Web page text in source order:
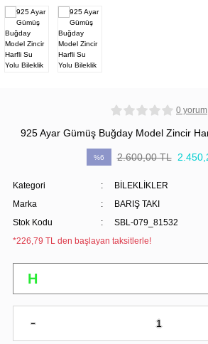
0 yorum
925 Ayar Gümüş Buğday Model Zincir
%6 2.600,00 TL
Kategori
BİLEKLİKLER
Marka
BARIŞ TAKI
Stok Kodu
SBL-079_81532
*226,79 TL den başlayan taksitlerle!